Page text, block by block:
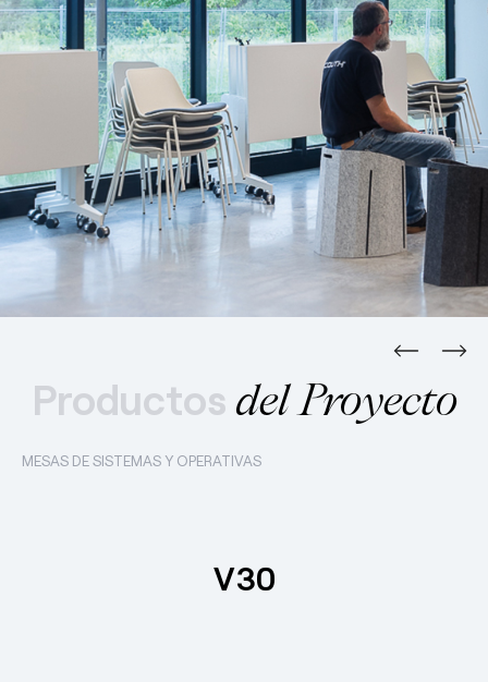
Productos del Proyecto
MESAS DE SISTEMAS Y OPERATIVAS
V30